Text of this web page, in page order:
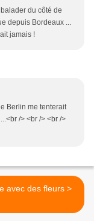
du côté de
depuis Bordeaux ...
jamais !
Berlin me tenterait
/> <br /> <br />
Cuisine avec des fleurs >